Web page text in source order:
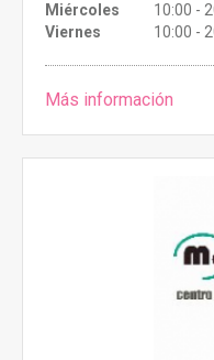
Miércoles
10:00 -
Viernes
10:00 -
Más información